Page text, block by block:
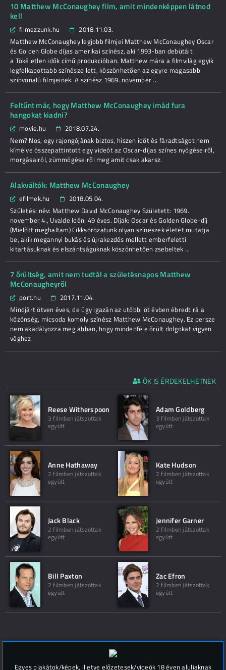
10 Matthew McConaughey film, amit mindenképpen látnod
kell
filmezzunk.hu
2018.11.03.
Matthew McConaughey legjobb filmjei Matthew McConaughey Oscar
és Golden Globe díjas amerikai színész, aki 1993-ban debütált
a Tökéletlen idők című produkcióban. Matthew mára a filmvilág egyik
legfelkapottabb színésze lett, köszönhetően az egyre magasabb
színvonalú filmjeinek. A színész 1969. november ...
Feltűnt már, hogy Matthew McConaughey imád fura
hangokat kiadni?
movie.hu
2018.07.24.
Nem? Nos, egy rajongójának biztos, hiszen időt és fáradtságot nem
kímélve összepattintott egy videót az Oscar-díjas színes nyögéseiről,
morgásairól, zümmögéseiről meg amit csak akarsz.
Alakváltók: Matthew McConaughey
efilmek.hu
2018.05.04.
Születési név: Matthew David McConaughey Született: 1969.
november 4., Uvalde Idén: 49 éves. Díjak: Oscar és Golden Globe-díj
(Mielőtt meghaltam) Cikksorozatunk olyan színészek életét mutatja
be, akik megannyi bukás és újrakezdés mellett emberfeletti
kitartásuknak és elszántságuknak köszönhetően zsebeltek ...
7 őrültség, amit nem tudtál a születésnapos Matthew
McConaugheyről
port.hu
2017.11.04.
Mindjárt ötven éves, de úgy igazán az utóbbi öt évben ébredt rá a
közönség, micsoda komoly színész Matthew McConaughey. Ez persze
nem akadályozza meg abban, hogy mindenféle őrült dolgokat vigyen
véghez.
ŐK IS ÉRDEKELHETNEK
Reese Witherspoon
3 filmben játszottak
együtt
Adam Goldberg
3 filmben játszottak
együtt
Anne Hathaway
2 filmben játszottak
együtt
Kate Hudson
2 filmben játszottak
együtt
Jack Black
2 filmben játszottak
együtt
Jennifer Garner
2 filmben játszottak
együtt
Bill Paxton
2 filmben játszottak
együtt
Zac Efron
2 filmben játszottak
együtt
Hozzászólások (
Egyes plakátok/képek, illetve előzetesek/videók 18 éven aluliaknak